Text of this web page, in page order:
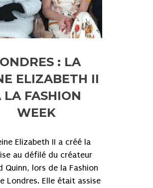
: LA
ELIZABETH II
LA FASHION
WEEK
Elizabeth II a créé la
au défilé du créateur
Quinn, lors de la Fashion
Londres. Elle était assise